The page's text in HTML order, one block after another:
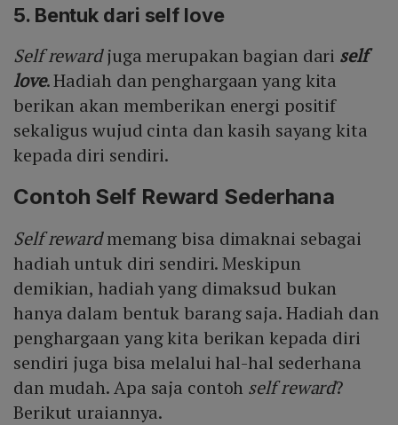
5. Bentuk dari self love
Self rewardjuga merupakan bagian dari self
love. Hadiah dan penghargaan yang kita
berikan akan memberikan energi positif
sekaligus wujud cinta dan kasih sayang kita
kepada diri sendiri.
Contoh Self Reward Sederhana
Self rewardmemang bisa dimaknai sebagai
hadiah untuk diri sendiri. Meskipun
demikian, hadiah yang dimaksud bukan
hanya dalam bentuk barang saja. Hadiah dan
penghargaan yang kita berikan kepada diri
sendiri juga bisa melalui hal-hal sederhana
dan mudah. Apa saja contoh self reward?
Berikut uraiannya.